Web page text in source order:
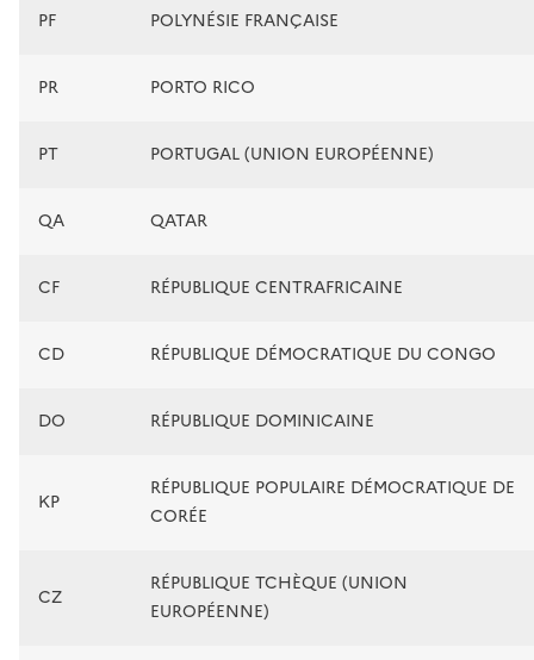
PF POLYNÉSIE FRANÇAISE
PR PORTO RICO
PT PORTUGAL (UNION EUROPÉENNE)
QA QATAR
CF RÉPUBLIQUE CENTRAFRICAINE
CD RÉPUBLIQUE DÉMOCRATIQUE DU CONGO
DO RÉPUBLIQUE DOMINICAINE
KP
RÉPUBLIQUE POPULAIRE DÉMOCRATIQUE DE
CORÉE
CZ
RÉPUBLIQUE TCHÈQUE (UNION
EUROPÉENNE)